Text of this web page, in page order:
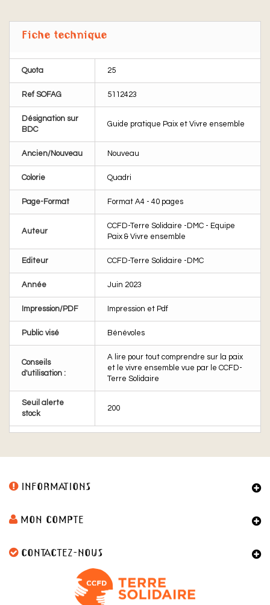
Fiche technique
Quota 25
Ref SOFAG 5112423
Désignation sur
BDC
Guide pratique Paix et Vivre ensemble
Ancien/Nouveau Nouveau
Colorie Quadri
Page-Format Format A4 - 40 pages
Auteur
CCFD-Terre Solidaire -DMC - Equipe
Paix & Vivre ensemble
Editeur CCFD-Terre Solidaire -DMC
Année Juin 2023
Impression/PDF Impression et Pdf
Public visé Bénévoles
Conseils
d'utilisation :
A lire pour tout comprendre sur la paix
et le vivre ensemble vue par le CCFD-
Terre Solidaire
Seuil alerte
stock
200
INFORMATIONS
MON COMPTE
CONTACTEZ-NOUS